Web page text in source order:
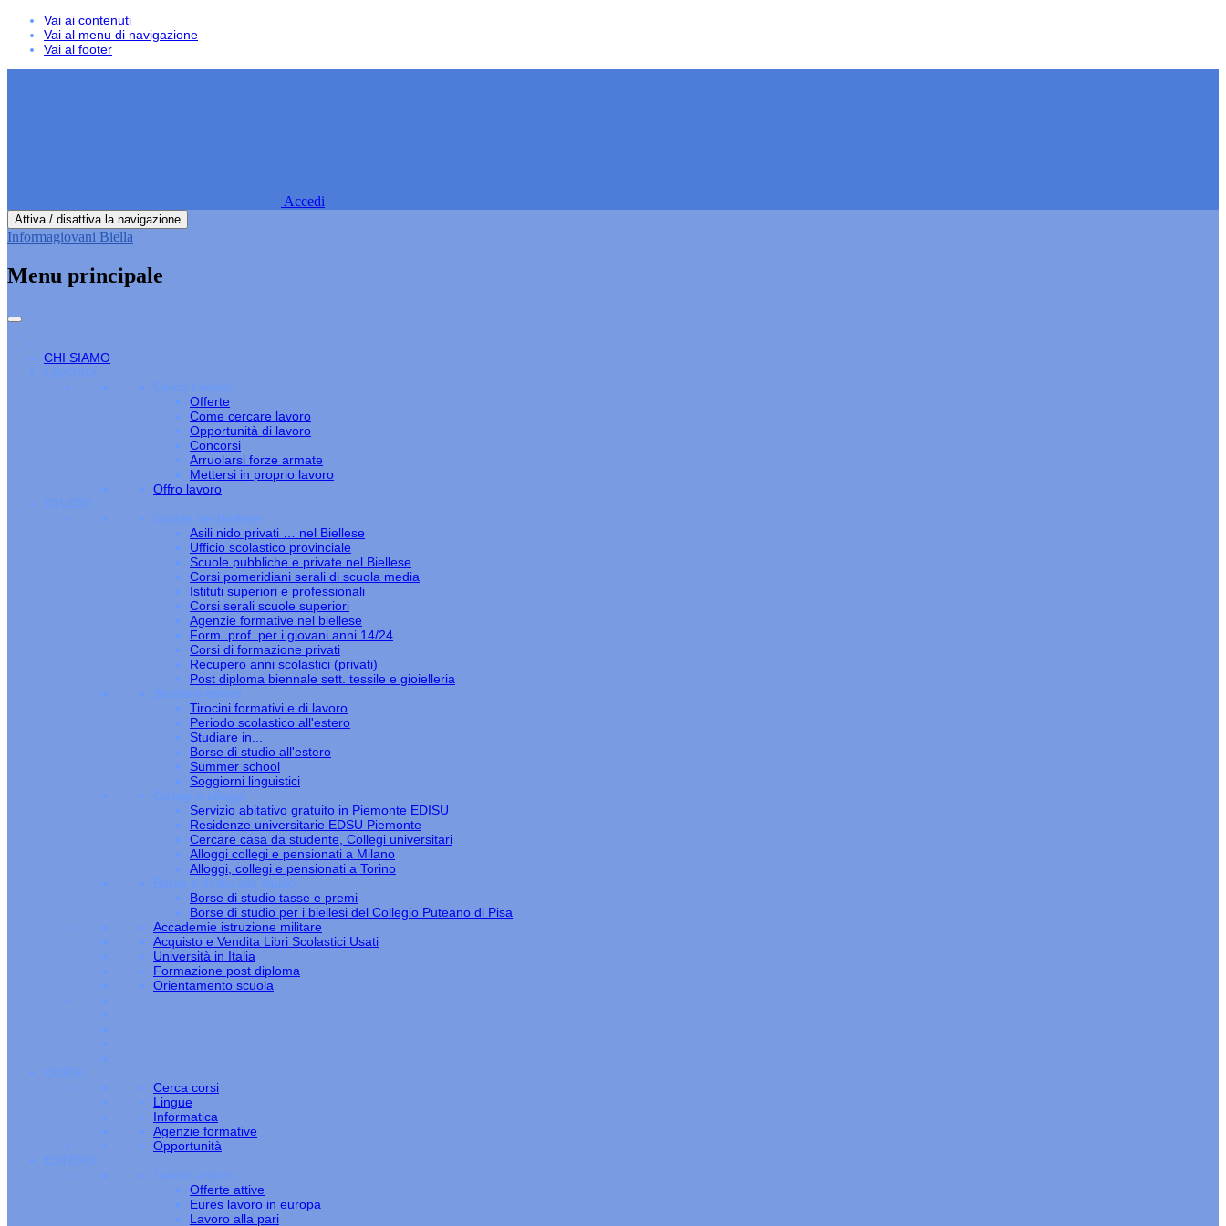
Vai ai contenuti
Vai al menu di navigazione
Vai al footer
Accedi
Attiva / disattiva la navigazione
Informagiovani Biella
Menu principale
CHI SIAMO
LAVORO
Cerco Lavoro
Offerte
Come cercare lavoro
Opportunità di lavoro
Concorsi
Arruolarsi forze armate
Mettersi in proprio lavoro
Offro lavoro
STUDIO
Scuole nel Biellese
Asili nido privati … nel Biellese
Ufficio scolastico provinciale
Scuole pubbliche e private nel Biellese
Corsi pomeridiani serali di scuola media
Istituti superiori e professionali
Corsi serali scuole superiori
Agenzie formative nel biellese
Form. prof. per i giovani anni 14/24
Corsi di formazione privati
Recupero anni scolastici (privati)
Post diploma biennale sett. tessile e gioielleria
Studiare estero
Tirocini formativi e di lavoro
Periodo scolastico all'estero
Studiare in...
Borse di studio all'estero
Summer school
Soggiorni linguistici
Collegi e alloggi
Servizio abitativo gratuito in Piemonte EDISU
Residenze universitarie EDSU Piemonte
Cercare casa da studente, Collegi universitari
Alloggi collegi e pensionati a Milano
Alloggi, collegi e pensionati a Torino
Borse e diritto allo studio
Borse di studio tasse e premi
Borse di studio per i biellesi del Collegio Puteano di Pisa
Accademie istruzione militare
Acquisto e Vendita Libri Scolastici Usati
Università in Italia
Formazione post diploma
Orientamento scuola
CORSI
Cerca corsi
Lingue
Informatica
Agenzie formative
Opportunità
ESTERO
Lavoro estero
Offerte attive
Eures lavoro in europa
Lavoro alla pari